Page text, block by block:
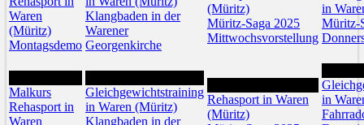
Waren
(Müritz)
Montagsdemo
Klangbaden in der
Warener
Georgenkirche
(Müritz)
Müritz-Saga 2025
Mittwochsvorstellung
in
Müritz-
Malkurs
Rehasport in
Waren
Gleichgewichtstraining
in Waren (Müritz)
Klangbaden in der
Rehasport in Waren
(Müritz)
in